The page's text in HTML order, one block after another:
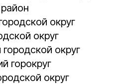
округ
округ
округ
горокруг
округ